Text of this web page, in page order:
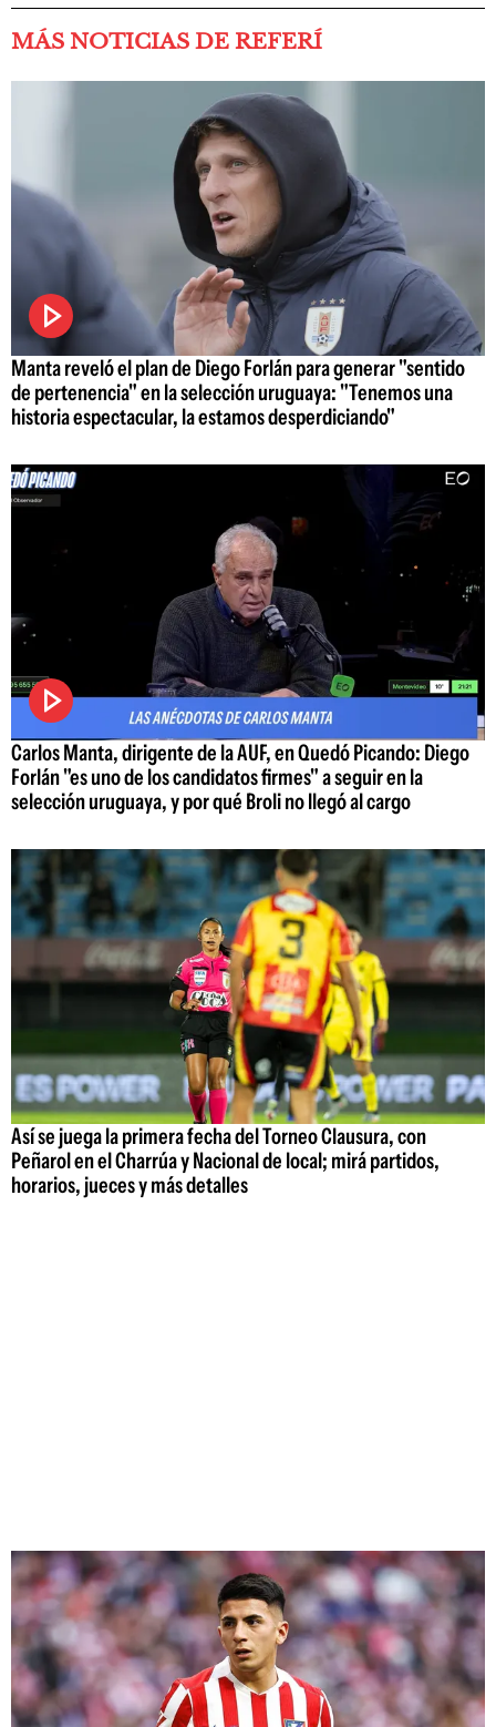
MÁS NOTICIAS DE REFERÍ
Manta reveló el plan de Diego Forlán para generar "sentido
de pertenencia" en la selección uruguaya: "Tenemos una
historia espectacular, la estamos desperdiciando"
Carlos Manta, dirigente de la AUF, en Quedó Picando: Diego
Forlán "es uno de los candidatos firmes" a seguir en la
selección uruguaya, y por qué Broli no llegó al cargo
Así se juega la primera fecha del Torneo Clausura, con
Peñarol en el Charrúa y Nacional de local; mirá partidos,
horarios, jueces y más detalles